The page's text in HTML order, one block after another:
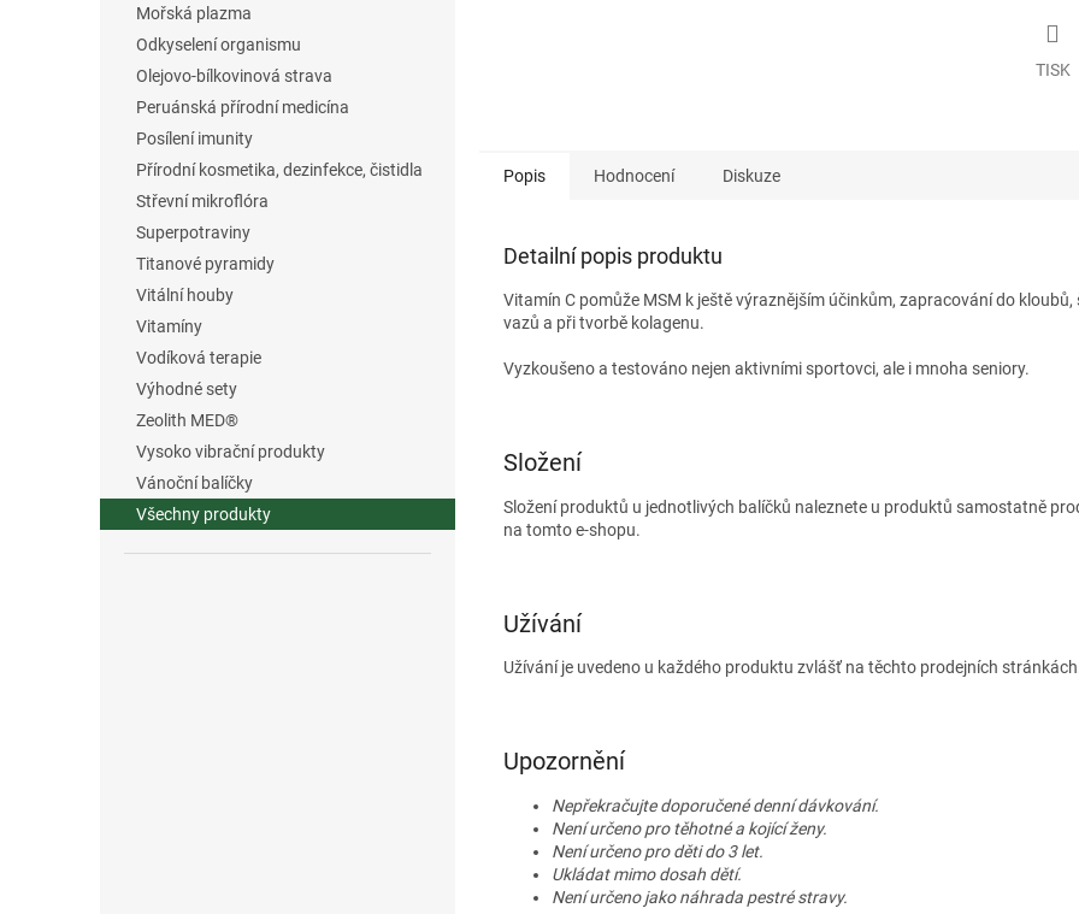
Mořská plazma
Odkyselení organismu
Olejovo-bílkovinová strava
Peruánská přírodní medicína
Posílení imunity
Přírodní kosmetika, dezinfekce, čistidla
Střevní mikroflóra
Superpotraviny
Titanové pyramidy
Vitální houby
Vitamíny
Vodíková terapie
Výhodné sety
Zeolith MED®
Vysoko vibrační produkty
Vánoční balíčky
Všechny produkty
TISK
Popis Hodnocení Diskuze
Detailní popis produktu
Vitamín C pomůže MSM k ještě výraznějším účinkům, zapracování do kloubů,
vazů a při tvorbě kolagenu.
Vyzkoušeno a testováno nejen aktivními sportovci, ale i mnoha seniory.
Složení
Složení produktů u jednotlivých balíčků naleznete u produktů samostatně
na tomto e-shopu.
Užívání
Užívání je uvedeno u každého produktu zvlášť na těchto prodejních
Upozornění
Nepřekračujte doporučené denní dávkování.
Není určeno pro těhotné a kojící ženy.
Není určeno pro děti do 3 let.
Ukládat mimo dosah dětí.
Není určeno jako náhrada pestré stravy.